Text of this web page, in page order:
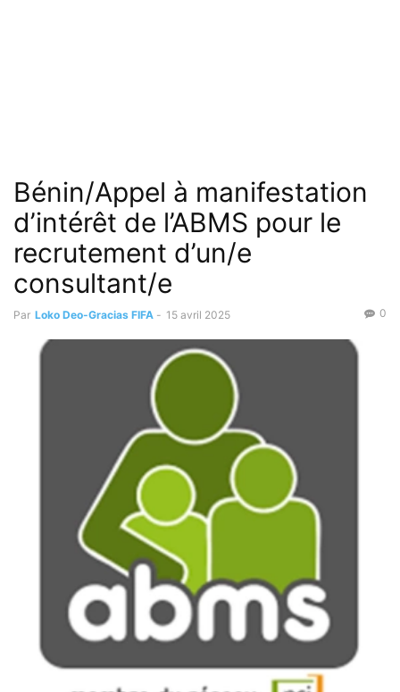
Bénin/Appel à manifestation
d’intérêt de l’ABMS pour le
recrutement d’un/e
consultant/e
Par Loko Deo-Gracias FIFA - 15 avril 2025 0